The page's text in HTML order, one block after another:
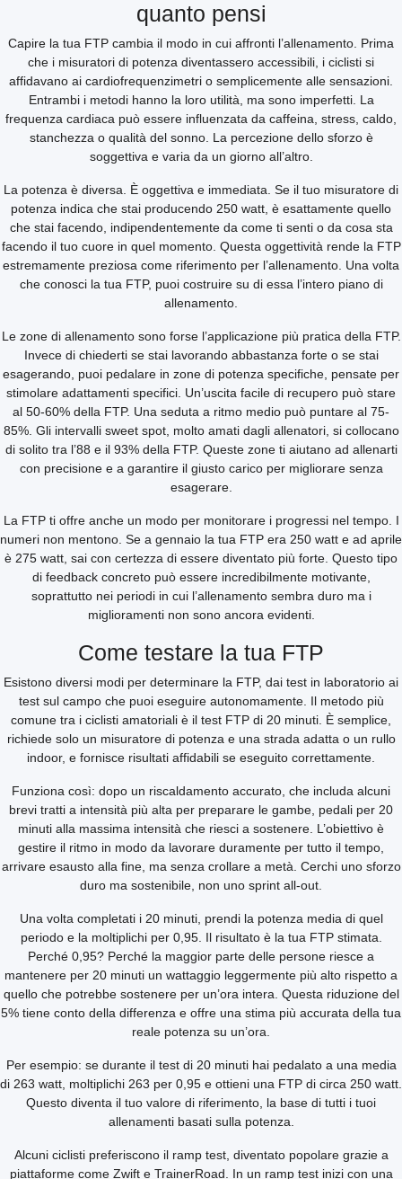
quanto pensi
Capire la tua FTP cambia il modo in cui affronti l’allenamento. Prima
che i misuratori di potenza diventassero accessibili, i ciclisti si
affidavano ai cardiofrequenzimetri o semplicemente alle sensazioni.
Entrambi i metodi hanno la loro utilità, ma sono imperfetti. La
frequenza cardiaca può essere influenzata da caffeina, stress, caldo,
stanchezza o qualità del sonno. La percezione dello sforzo è
soggettiva e varia da un giorno all’altro.
La potenza è diversa. È oggettiva e immediata. Se il tuo misuratore di
potenza indica che stai producendo 250 watt, è esattamente quello
che stai facendo, indipendentemente da come ti senti o da cosa sta
facendo il tuo cuore in quel momento. Questa oggettività rende la FTP
estremamente preziosa come riferimento per l’allenamento. Una volta
che conosci la tua FTP, puoi costruire su di essa l’intero piano di
allenamento.
Le zone di allenamento sono forse l’applicazione più pratica della FTP.
Invece di chiederti se stai lavorando abbastanza forte o se stai
esagerando, puoi pedalare in zone di potenza specifiche, pensate per
stimolare adattamenti specifici. Un’uscita facile di recupero può stare
al 50-60% della FTP. Una seduta a ritmo medio può puntare al 75-
85%. Gli intervalli sweet spot, molto amati dagli allenatori, si collocano
di solito tra l’88 e il 93% della FTP. Queste zone ti aiutano ad allenarti
con precisione e a garantire il giusto carico per migliorare senza
esagerare.
La FTP ti offre anche un modo per monitorare i progressi nel tempo. I
numeri non mentono. Se a gennaio la tua FTP era 250 watt e ad aprile
è 275 watt, sai con certezza di essere diventato più forte. Questo tipo
di feedback concreto può essere incredibilmente motivante,
soprattutto nei periodi in cui l’allenamento sembra duro ma i
miglioramenti non sono ancora evidenti.
Come testare la tua FTP
Esistono diversi modi per determinare la FTP, dai test in laboratorio ai
test sul campo che puoi eseguire autonomamente. Il metodo più
comune tra i ciclisti amatoriali è il test FTP di 20 minuti. È semplice,
richiede solo un misuratore di potenza e una strada adatta o un rullo
indoor, e fornisce risultati affidabili se eseguito correttamente.
Funziona così: dopo un riscaldamento accurato, che includa alcuni
brevi tratti a intensità più alta per preparare le gambe, pedali per 20
minuti alla massima intensità che riesci a sostenere. L’obiettivo è
gestire il ritmo in modo da lavorare duramente per tutto il tempo,
arrivare esausto alla fine, ma senza crollare a metà. Cerchi uno sforzo
duro ma sostenibile, non uno sprint all-out.
Una volta completati i 20 minuti, prendi la potenza media di quel
periodo e la moltiplichi per 0,95. Il risultato è la tua FTP stimata.
Perché 0,95? Perché la maggior parte delle persone riesce a
mantenere per 20 minuti un wattaggio leggermente più alto rispetto a
quello che potrebbe sostenere per un’ora intera. Questa riduzione del
5% tiene conto della differenza e offre una stima più accurata della tua
reale potenza su un’ora.
Per esempio: se durante il test di 20 minuti hai pedalato a una media
di 263 watt, moltiplichi 263 per 0,95 e ottieni una FTP di circa 250 watt.
Questo diventa il tuo valore di riferimento, la base di tutti i tuoi
allenamenti basati sulla potenza.
Alcuni ciclisti preferiscono il ramp test, diventato popolare grazie a
piattaforme come Zwift e TrainerRoad. In un ramp test inizi con una